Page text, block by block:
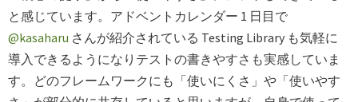
と感じています。アドベントカレンダー 1 日目で
@kasaharu さんが紹介されている Testing Library も気軽に
導入できるようになりテストの書きやすさも実感していま
す。どのフレームワークにも「使いにくさ」や「使いやす